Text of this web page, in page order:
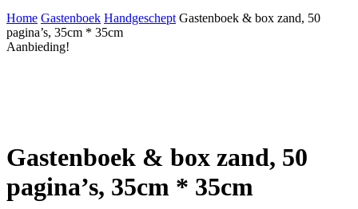
Home Gastenboek Handgeschept Gastenboek & box zand, 50
pagina’s, 35cm * 35cm
Aanbieding!
Gastenboek & box zand, 50
pagina’s, 35cm * 35cm